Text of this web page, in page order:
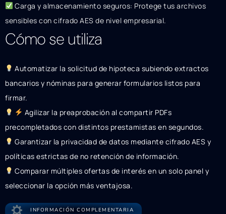
Carga y almacenamiento seguros: Protege tus archivos
sensibles con cifrado AES de nivel empresarial.
Cómo se utiliza
Automatizar la solicitud de hipoteca subiendo extractos
bancarios y nóminas para generar formularios listos para
firmar.
Agilizar la preaprobación al compartir PDFs
precompletados con distintos prestamistas en segundos.
Garantizar la privacidad de datos mediante cifrado AES y
políticas estrictas de no retención de información.
Comparar múltiples ofertas de interés en un solo panel y
seleccionar la opción más ventajosa.
INFORMACIÓN COMPLEMENTARIA